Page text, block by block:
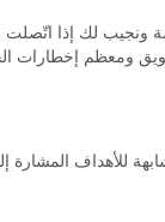
لك إذا اتّصلت
ومعظم إخطارات
للأهداف المشارة